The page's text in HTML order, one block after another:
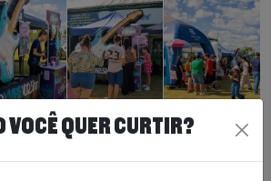
VOCÊ QUER CURTIR?